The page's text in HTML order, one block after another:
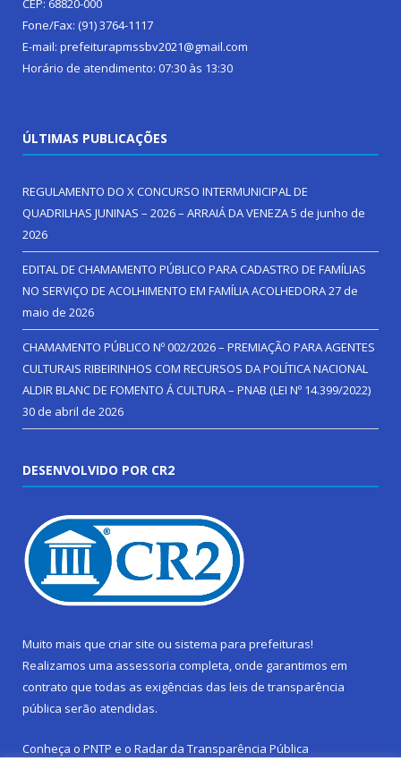
Fone/Fax: (91) 3764-1117
E-mail: prefeiturapmssbv2021@gmail.com
Horário de atendimento: 07:30 às 13:30
ÚLTIMAS PUBLICAÇÕES
REGULAMENTO DO X CONCURSO INTERMUNICIPAL DE
QUADRILHAS JUNINAS – 2026 – ARRAIÁ DA VENEZA5 de junho de
2026
EDITAL DE CHAMAMENTO PÚBLICO PARA CADASTRO DE FAMÍLIAS
NO SERVIÇO DE ACOLHIMENTO EM FAMÍLIA ACOLHEDORA27 de
maio de 2026
CHAMAMENTO PÚBLICO Nº 002/2026 – PREMIAÇÃO PARA AGENTES
CULTURAIS RIBEIRINHOS COM RECURSOS DA POLÍTICA NACIONAL
ALDIR BLANC DE FOMENTO Á CULTURA – PNAB (LEI Nº 14.399/2022)
30 de abril de 2026
DESENVOLVIDO POR CR2
Muito mais que criar site ou sistema para prefeituras!
Realizamos uma assessoria completa, onde garantimos em
contrato que todas as exigências das leis de transparência
pública serão atendidas.
Conheça o PNTP e o Radar da Transparência Pública